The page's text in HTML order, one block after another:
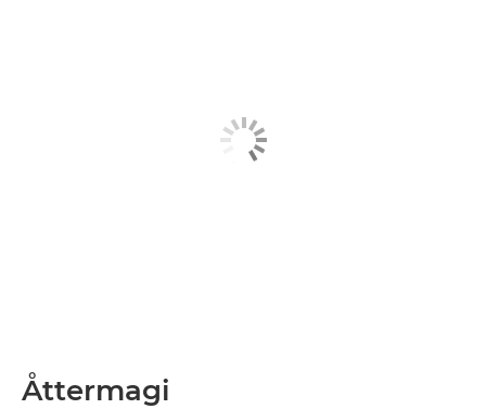
Åttermagi